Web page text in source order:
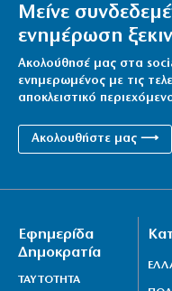
Μείνε
ενημέρωση
Ακολούθησέ μας στα
ενημερωμένος με τις
αποκλειστικό
Ακολουθήστε μας ⟶
Εφημερίδα
Δημοκρατία
ΤΑΥΤΟΤΗΤΑ